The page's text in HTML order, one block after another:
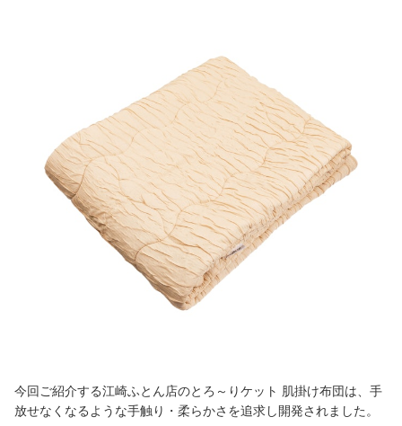
今回ご紹介する江崎ふとん店のとろ～りケット 肌掛け布団は、手
放せなくなるような手触り・柔らかさを追求し開発されました。